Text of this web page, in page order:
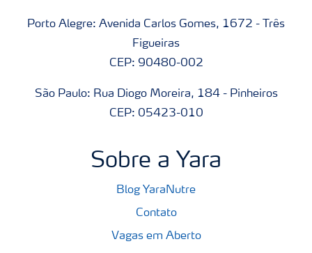
Porto Alegre: Avenida Carlos Gomes, 1672 - Três
Figueiras
CEP: 90480-002
São Paulo: Rua Diogo Moreira, 184 - Pinheiros
CEP: 05423-010
Sobre a Yara
Blog YaraNutre
Contato
Vagas em Aberto